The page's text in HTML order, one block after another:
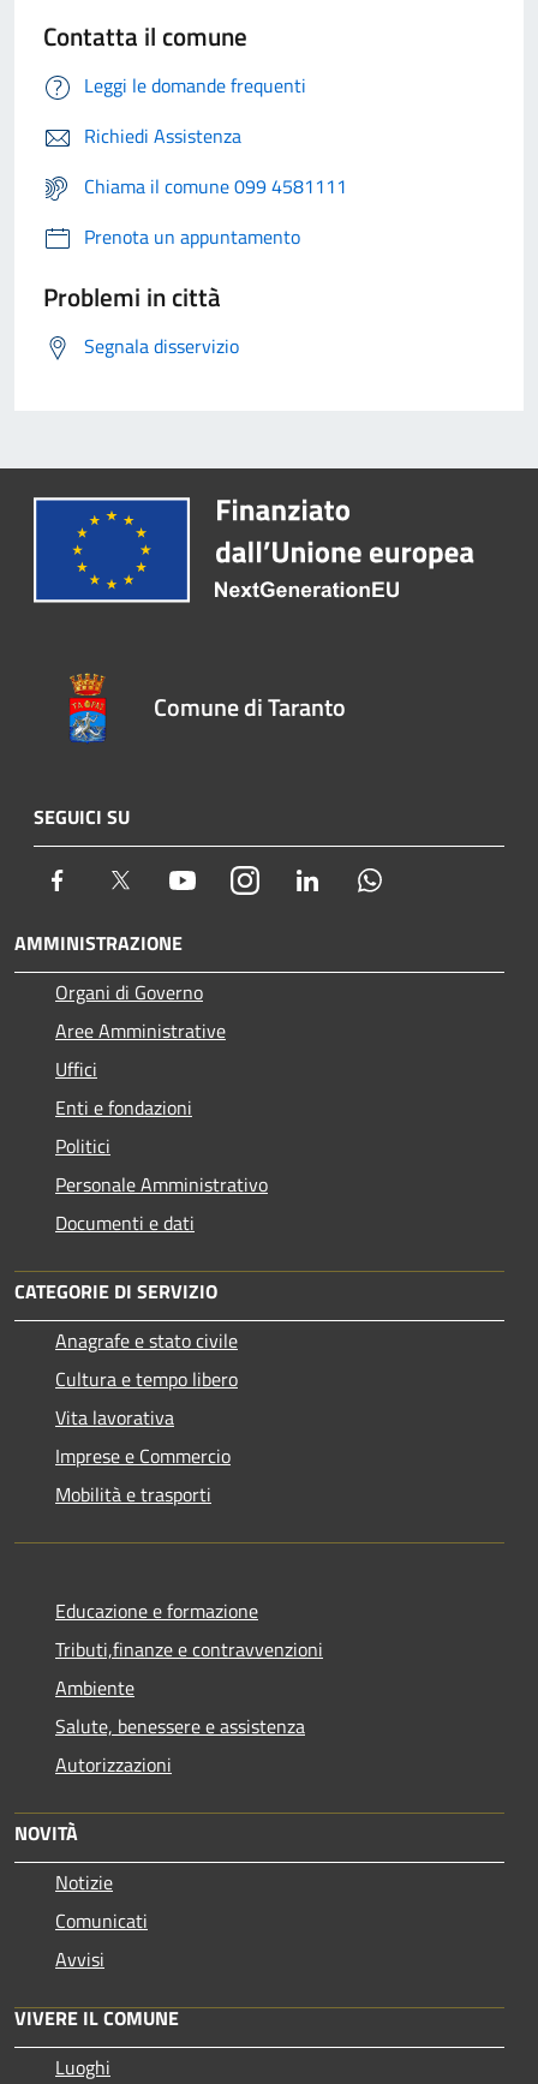
Contatta il comune
Leggi le domande frequenti
Richiedi Assistenza
Chiama il comune 099 4581111
Prenota un appuntamento
Problemi in città
Segnala disservizio
Comune di Taranto
SEGUICI SU
Facebook Twitter YoutubeInstagram LinkedIn
AMMINISTRAZIONE
Organi di Governo
Aree Amministrative
Uffici
Enti e fondazioni
Politici
Personale Amministrativo
Documenti e dati
CATEGORIE DI SERVIZIO
Anagrafe e stato civile
Cultura e tempo libero
Vita lavorativa
Imprese e Commercio
Mobilità e trasporti
Educazione e formazione
Tributi,finanze e contravvenzioni
Ambiente
Salute, benessere e assistenza
Autorizzazioni
NOVITÀ
Notizie
Comunicati
Avvisi
VIVERE IL COMUNE
Luoghi